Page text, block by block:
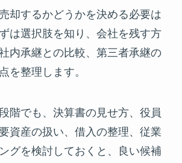
却するかどうかを決める必要は
は選択肢を知り、会社を残す方
内承継との比較、第三者承継の
を整理します。
階でも、決算書の見せ方、役員
資産の扱い、借入の整理、従業
グを検討しておくと、良い候補